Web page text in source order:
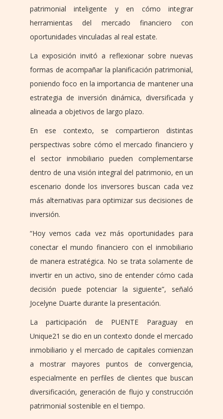
patrimonial inteligente y en cómo integrar
herramientas del mercado financiero con
oportunidades vinculadas al real estate.
La exposición invitó a reflexionar sobre nuevas
formas de acompañar la planificación patrimonial,
poniendo foco en la importancia de mantener una
estrategia de inversión dinámica, diversificada y
alineada a objetivos de largo plazo.
En ese contexto, se compartieron distintas
perspectivas sobre cómo el mercado financiero y
el sector inmobiliario pueden complementarse
dentro de una visión integral del patrimonio, en un
escenario donde los inversores buscan cada vez
más alternativas para optimizar sus decisiones de
inversión.
“Hoy vemos cada vez más oportunidades para
conectar el mundo financiero con el inmobiliario
de manera estratégica. No se trata solamente de
invertir en un activo, sino de entender cómo cada
decisión puede potenciar la siguiente”, señaló
Jocelyne Duarte durante la presentación.
La participación de PUENTE Paraguay en
Unique21 se dio en un contexto donde el mercado
inmobiliario y el mercado de capitales comienzan
a mostrar mayores puntos de convergencia,
especialmente en perfiles de clientes que buscan
diversificación, generación de flujo y construcción
patrimonial sostenible en el tiempo.